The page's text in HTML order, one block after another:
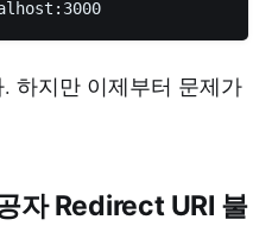
하지만 이제부터 문제가
자 Redirect URI 불